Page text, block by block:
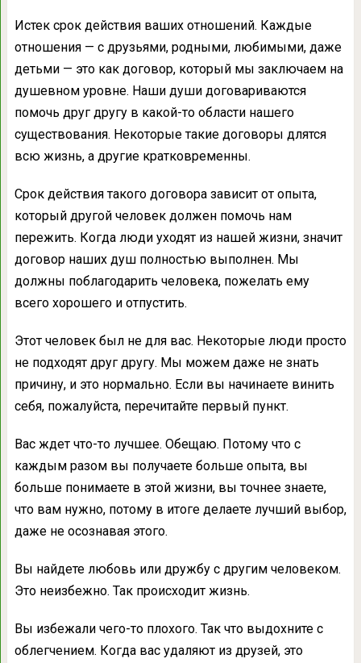
Истек срок действия ваших отношений. Каждые
отношения — с друзьями, родными, любимыми, даже
детьми — это как договор, который мы заключаем на
душевном уровне. Наши души договариваются
помочь друг другу в какой-то области нашего
существования. Некоторые такие договоры длятся
всю жизнь, а другие кратковременны.
Срок действия такого договора зависит от опыта,
который другой человек должен помочь нам
пережить. Когда люди уходят из нашей жизни, значит
договор наших душ полностью выполнен. Мы
должны поблагодарить человека, пожелать ему
всего хорошего и отпустить.
Этот человек был не для вас. Некоторые люди просто
не подходят друг другу. Мы можем даже не знать
причину, и это нормально. Если вы начинаете винить
себя, пожалуйста, перечитайте первый пункт.
Вас ждет что-то лучшее. Обещаю. Потому что с
каждым разом вы получаете больше опыта, вы
больше понимаете в этой жизни, вы точнее знаете,
что вам нужно, потому в итоге делаете лучший выбор,
даже не осознавая этого.
Вы найдете любовь или дружбу с другим человеком.
Это неизбежно. Так происходит жизнь.
Вы избежали чего-то плохого. Так что выдохните с
облегчением. Когда вас удаляют из друзей, это